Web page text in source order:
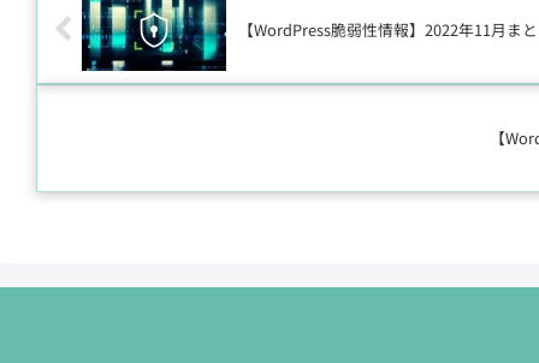
【WordPress脆弱性情報】2022年11月ま
【